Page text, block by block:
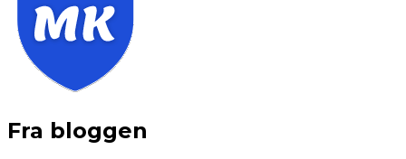
Fra bloggen